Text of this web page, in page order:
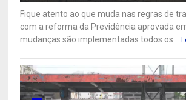
Fique atento ao que muda nas regras de
com a reforma da Previdência aprovada
mudanças são implementadas todos os...